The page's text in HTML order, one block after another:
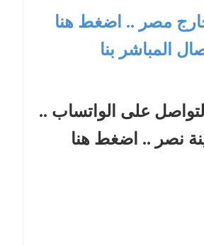
مصر .. اضغط هنا
المباشر بنا
على الواتساب ..
نصر .. اضغط هنا